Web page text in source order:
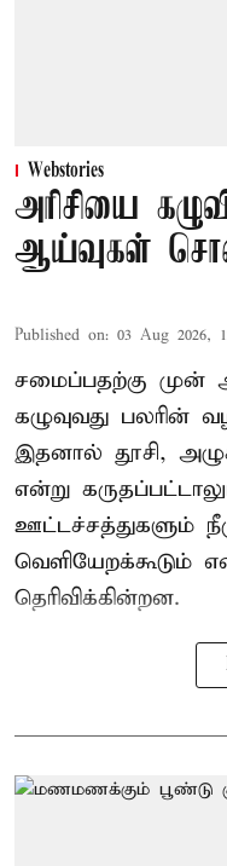
Webstories
அரிசியை
ஆய்வுகள்
Published on: 03 Aug 2026,
சமைப்பதற்கு முன்
கழுவுவது பலரின்
இதனால் தூசி,
என்று
ஊட்டச்சத்துகளும்
வெளியேறக்கூடும்
தெரிவிக்கின்றன.